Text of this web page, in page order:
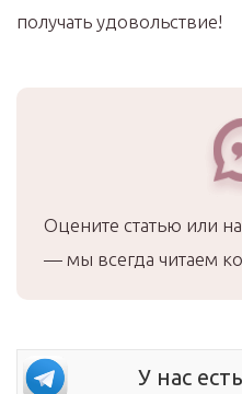
получать удовольствие!
Оцените статью или
— мы всегда читаем
У нас есть